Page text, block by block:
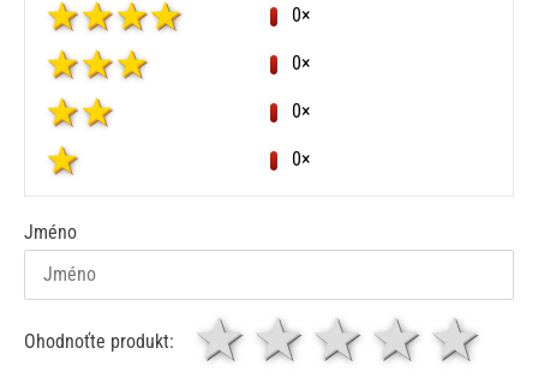
0×
0×
0×
0×
Jméno
Ohodnoťte produkt: 4
3
2 hvězdy
1 hvězda